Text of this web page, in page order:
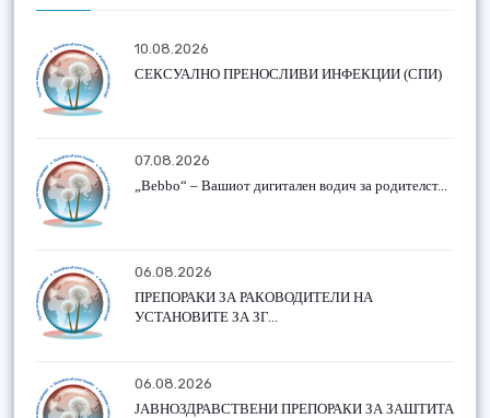
10.08.2026
СЕКСУАЛНО ПРЕНОСЛИВИ ИНФЕКЦИИ (СПИ)
07.08.2026
„Bebbo“ – Вашиот дигитален водич за родителст...
06.08.2026
ПРЕПОРАКИ ЗА РАКОВОДИТЕЛИ НА
УСТАНОВИТЕ ЗА ЗГ...
06.08.2026
ЈАВНОЗДРАВСТВЕНИ ПРЕПОРАКИ ЗА ЗАШТИТА